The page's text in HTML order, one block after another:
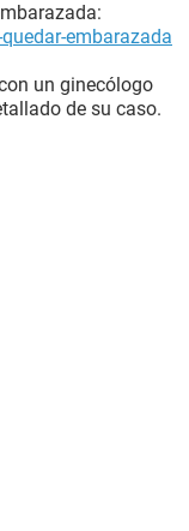
embarazada
un ginecólogo
de su caso.